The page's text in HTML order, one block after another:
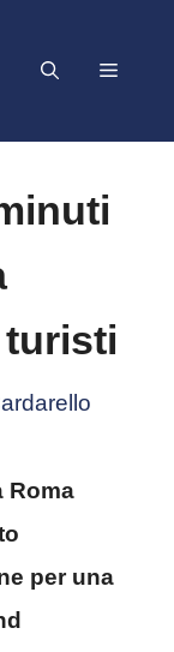
Menu
Roma
per una